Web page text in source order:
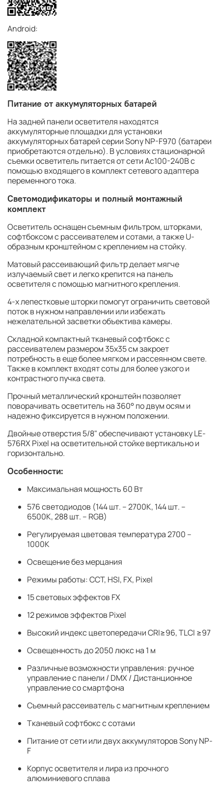
Android:
Питание от аккумуляторных батарей
На задней панели осветителя находятся
аккумуляторные площадки для установки
аккумуляторных батарей серии Sony NP-F970 (батареи
приобретаются отдельно). В условиях стационарной
съемки осветитель питается от сети Ac100-240В с
помощью входящего в комплект сетевого адаптера
переменного тока.
Светомодификаторы и полный монтажный
комплект
Осветитель оснащен съемным фильтром, шторками,
софтбоксом с рассеивателем и сотами, а также U-
образным кронштейном c креплением на стойку.
Матовый рассеивающий фильтр делает мягче
излучаемый свет и легко крепится на панель
осветителя с помощью магнитного крепления.
4-х лепестковые шторки помогут ограничить световой
поток в нужном направлении или избежать
нежелательной засветки объектива камеры.
Складной компактный тканевый софтбокс с
рассеивателем размером 35х35 см закроет
потребность в еще более мягком и рассеянном свете.
Также в комплект входят соты для более узкого и
контрастного пучка света.
Прочный металлический кронштейн позволяет
поворачивать осветитель на 360° по двум осям и
надежно фиксируется в нужном положении.
Двойные отверстия 5/8" обеспечивают установку LE-
576RX Pixel на осветительной стойке вертикально и
горизонтально.
Особенности:
Максимальная мощность 60 Вт
576 светодиодов (144 шт. – 2700К, 144 шт. –
6500К, 288 шт. – RGB)
Регулируемая цветовая температура 2700 –
1000К
Освещение без мерцания
Режимы работы: CCT, HSI, FX, Pixel
15 световых эффектов FX
12 режимов эффектов Pixel
Высокий индекс цветопередачи CRI≥96, TLCI ≥97
Освещенность до 2050 люкс на 1 м
Различные возможности управления: ручное
управление с панели / DMX / Дистанционное
управление со смартфона
Съемный рассеиватель с магнитным креплением
Тканевый софтбокс с сотами
Питание от сети или двух аккумуляторов Sony NP-
F
Корпус осветителя и лира из прочного
алюминиевого сплава